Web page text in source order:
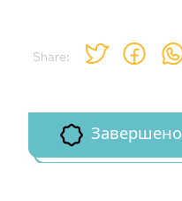
Share:
Завершено